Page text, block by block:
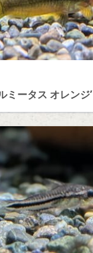
ミータス オレンジ’